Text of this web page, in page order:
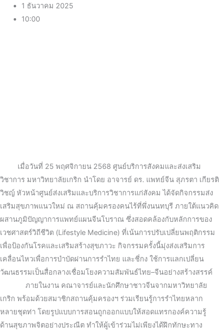
1 ธันวาคม 2025
10:00
เมื่อวันที่ 25 พฤศจิกายน 2568 ศูนย์บริการสังคมและส่งเสริม
วิชาการ มหาวิทยาลัยเกริก นำโดย อาจารย์ ดร. แพทย์จีน สุภรตา เกียรติ
วิชญ์ หัวหน้าศูนย์ส่งเสริมและบริการวิชาการแก่สังคม ได้จัดกิจกรรมส่ง
เสริมสุขภาพแนวใหม่ ณ สถานคุ้มครองคนไร้ที่พึ่งนนทบุรี ภายใต้แนวคิด
ผสานภูมิปัญญาการแพทย์แผนจีนโบราณ ซึ่งสอดคล้องกับหลักการของ
เวชศาสตร์วิถีชีวิต (Lifestyle Medicine) ที่เน้นการปรับเปลี่ยนพฤติกรรม
เพื่อป้องกันโรคและเสริมสร้างสุขภาวะ กิจกรรมครั้งนี้มุ่งส่งเสริมการ
เคลื่อนไหวเพื่อการบำบัดผ่านการรำไทย และชี่กง ใช้การแลกเปลี่ยน
วัฒนธรรมเป็นสื่อกลางเชื่อมโยงความสัมพันธ์ไทย–จีนอย่างสร้างสรรค์
ภายในงาน คณาจารย์และนักศึกษาชาวจีนจากมหาวิทยาลัย
เกริก พร้อมด้วยสมาชิกสถานคุ้มครองฯ ร่วมเรียนรู้การรำไทยหลาก
หลายชุดท่า โดยรูปแบบการสอนถูกออกแบบให้สอดแทรกองค์ความรู้
ด้านสุขภาพจิตอย่างประณีต ทำให้ผู้เข้าร่วมไม่เพียงได้ฝึกทักษะทาง